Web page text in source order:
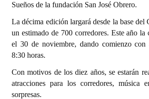
Antiguos Pobladores - Registro
Reconocimientos - Registro
Bariloche, Municipio intercultural
REFORMA DE LA CARTA ORGÁNICA
Sueños de la fundación San José Obrero.
La décima edición largará desde la base del
un estimado de 700 corredores. Este año la
el 30 de noviembre, dando comienzo
8:30 horas.
Con motivos de los diez años, se estarán
atracciones para los corredores, música
sorpresas.